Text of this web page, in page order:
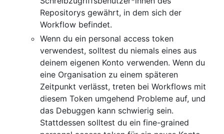
Repositorys gewährt, in dem sich der
Workflow befindet.
Wenn du ein personal access token
verwendest, solltest du niemals eines aus
deinem eigenen Konto verwenden. Wenn du
eine Organisation zu einem späteren
Zeitpunkt verlässt, treten bei Workflows mit
diesem Token umgehend Probleme auf, und
das Debuggen kann schwierig sein.
Stattdessen solltest du ein fine-grained